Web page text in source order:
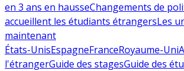
en 3 ans en hausseChangements de
accueillent les étudiants étrangersLes
maintenant
États-UnisEspagneFranceRoyaume-Uni
l'étrangerGuide des stagesGuide des